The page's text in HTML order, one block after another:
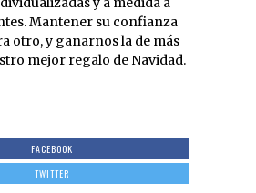
Mantener su confianza
otro, y ganarnos la de más
mejor regalo de Navidad.
FACEBOOK
TWITTER